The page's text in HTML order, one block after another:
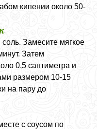
кипении около 50-
Замесите мягкое
Затем
0,5 сантиметра и
размером 10-15
на пару до
с соусом по